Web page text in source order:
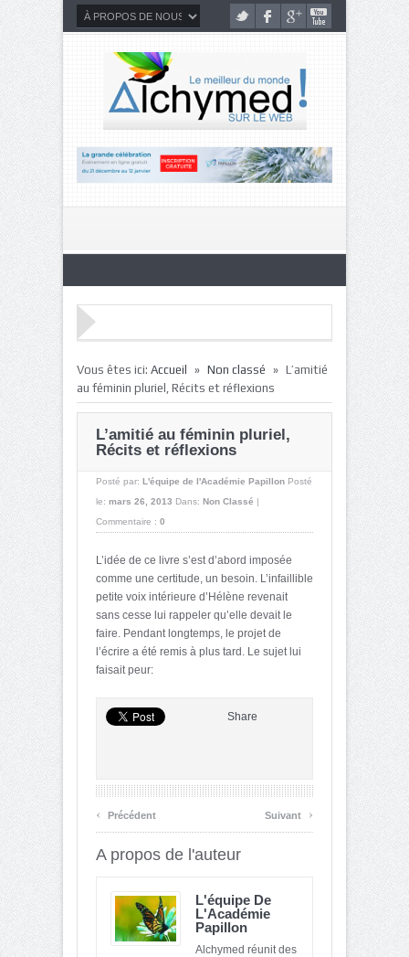
Vous êtes ici: Accueil » Non classé » L’amitié
au féminin pluriel, Récits et réflexions
L’amitié au féminin pluriel,
Récits et réflexions
Posté par: L'équipe de l'Académie Papillon Posté
le: mars 26, 2013 Dans: Non Classé |
Commentaire : 0
L’idée de ce livre s’est d’abord imposée
comme une certitude, un besoin. L’infaillible
petite voix intérieure d’Hélène revenait
sans cesse lui rappeler qu’elle devait le
faire. Pendant longtemps, le projet de
l’écrire a été remis à plus tard. Le sujet lui
faisait peur:
Share
‹ Précédent Suivant ›
A propos de l'auteur
L'équipe De
L'Académie
Papillon
Alchymed réunit des